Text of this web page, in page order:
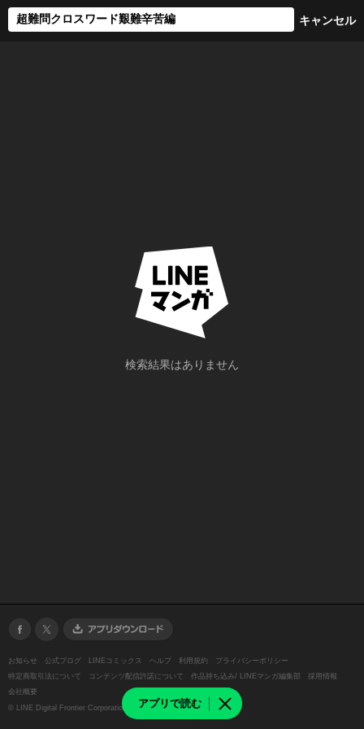
アプリで読む
検索結果はありません
お知らせ 公式ブログ LINEコミックス ヘルプ 利用規約
プライバシーポリシー
特定商取引法について
コンテンツ配信許諾について 作品持ち込み/ LINEマンガ編集部
採用情報
会社概要
© LINE Digital Frontier Corporation